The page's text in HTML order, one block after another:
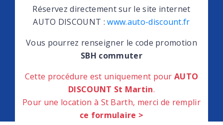
Réservez directement sur le site internet
AUTO DISCOUNT :www.auto-discount.fr
Vous pourrez renseigner le code promotion
SBH commuter
Cette procédure est uniquement pourAUTO
DISCOUNT St Martin.
Pour une location à St Barth, merci de remplir
ce formulaire >